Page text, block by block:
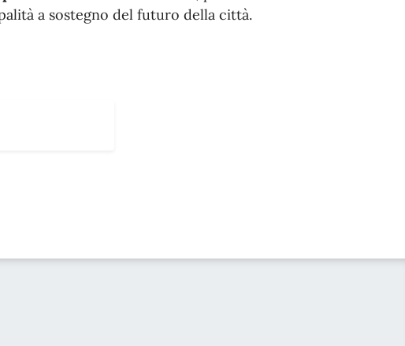
a sostegno del futuro della città.